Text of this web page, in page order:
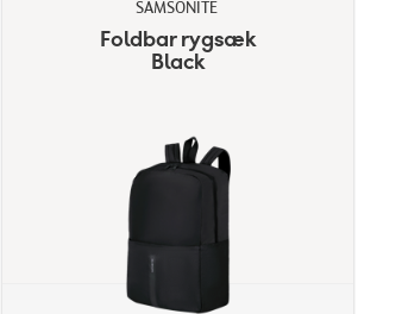
SAMSONITE
Foldbar rygsæk
Black